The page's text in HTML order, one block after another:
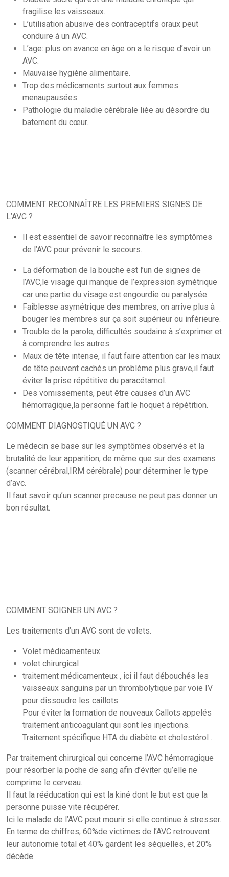
fragilise les vaisseaux.
L’utilisation abusive des contraceptifs oraux peut
conduire à un AVC.
L’age: plus on avance en âge on a le risque d’avoir un
AVC.
Mauvaise hygiène alimentaire.
Trop des médicaments surtout aux femmes
menaupausées.
Pathologie du maladie cérébrale liée au désordre du
batement du cœur..
COMMENT RECONNAÎTRE LES PREMIERS SIGNES DE
L’AVC ?
Il est essentiel de savoir reconnaître les symptômes
de l’AVC pour prévenir le secours.
La déformation de la bouche est l’un de signes de
l’AVC,le visage qui manque de l’expression symétrique
car une partie du visage est engourdie ou paralysée.
Faiblesse asymétrique des membres, on arrive plus à
bouger les membres sur ça soit supérieur ou inférieure.
Trouble de la parole, difficultés soudaine à s’exprimer et
à comprendre les autres.
Maux de tête intense, il faut faire attention car les maux
de tête peuvent cachés un problème plus grave,il faut
éviter la prise répétitive du paracétamol.
Des vomissements, peut être causes d’un AVC
hémorragique,la personne fait le hoquet à répétition.
COMMENT DIAGNOSTIQUÉ UN AVC ?
Le médecin se base sur les symptômes observés et la
brutalité de leur apparition, de même que sur des examens
(scanner cérébral,IRM cérébrale) pour déterminer le type
d’avc.
Il faut savoir qu’un scanner precause ne peut pas donner un
bon résultat.
COMMENT SOIGNER UN AVC ?
Les traitements d’un AVC sont de volets.
Volet médicamenteux
volet chirurgical
traitement médicamenteux , ici il faut débouchés les
vaisseaux sanguins par un thrombolytique par voie IV
pour dissoudre les caillots.
Pour éviter la formation de nouveaux Callots appelés
traitement anticoagulant qui sont les injections.
Traitement spécifique HTA du diabète et cholestérol .
Par traitement chirurgical qui concerne l’AVC hémorragique
pour résorber la poche de sang afin d’éviter qu’elle ne
comprime le cerveau.
Il faut la rééducation qui est la kiné dont le but est que la
personne puisse vite récupérer.
Ici le malade de l’AVC peut mourir si elle continue à stresser.
En terme de chiffres, 60%de victimes de l’AVC retrouvent
leur autonomie total et 40% gardent les séquelles, et 20%
décède.